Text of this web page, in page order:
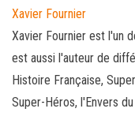
Xavier Fournier
Xavier Fournier est l'un
est aussi l'auteur de
Histoire Française,
Super-Héros, l'Envers